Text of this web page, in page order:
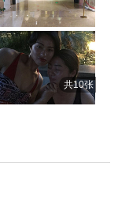
共10张